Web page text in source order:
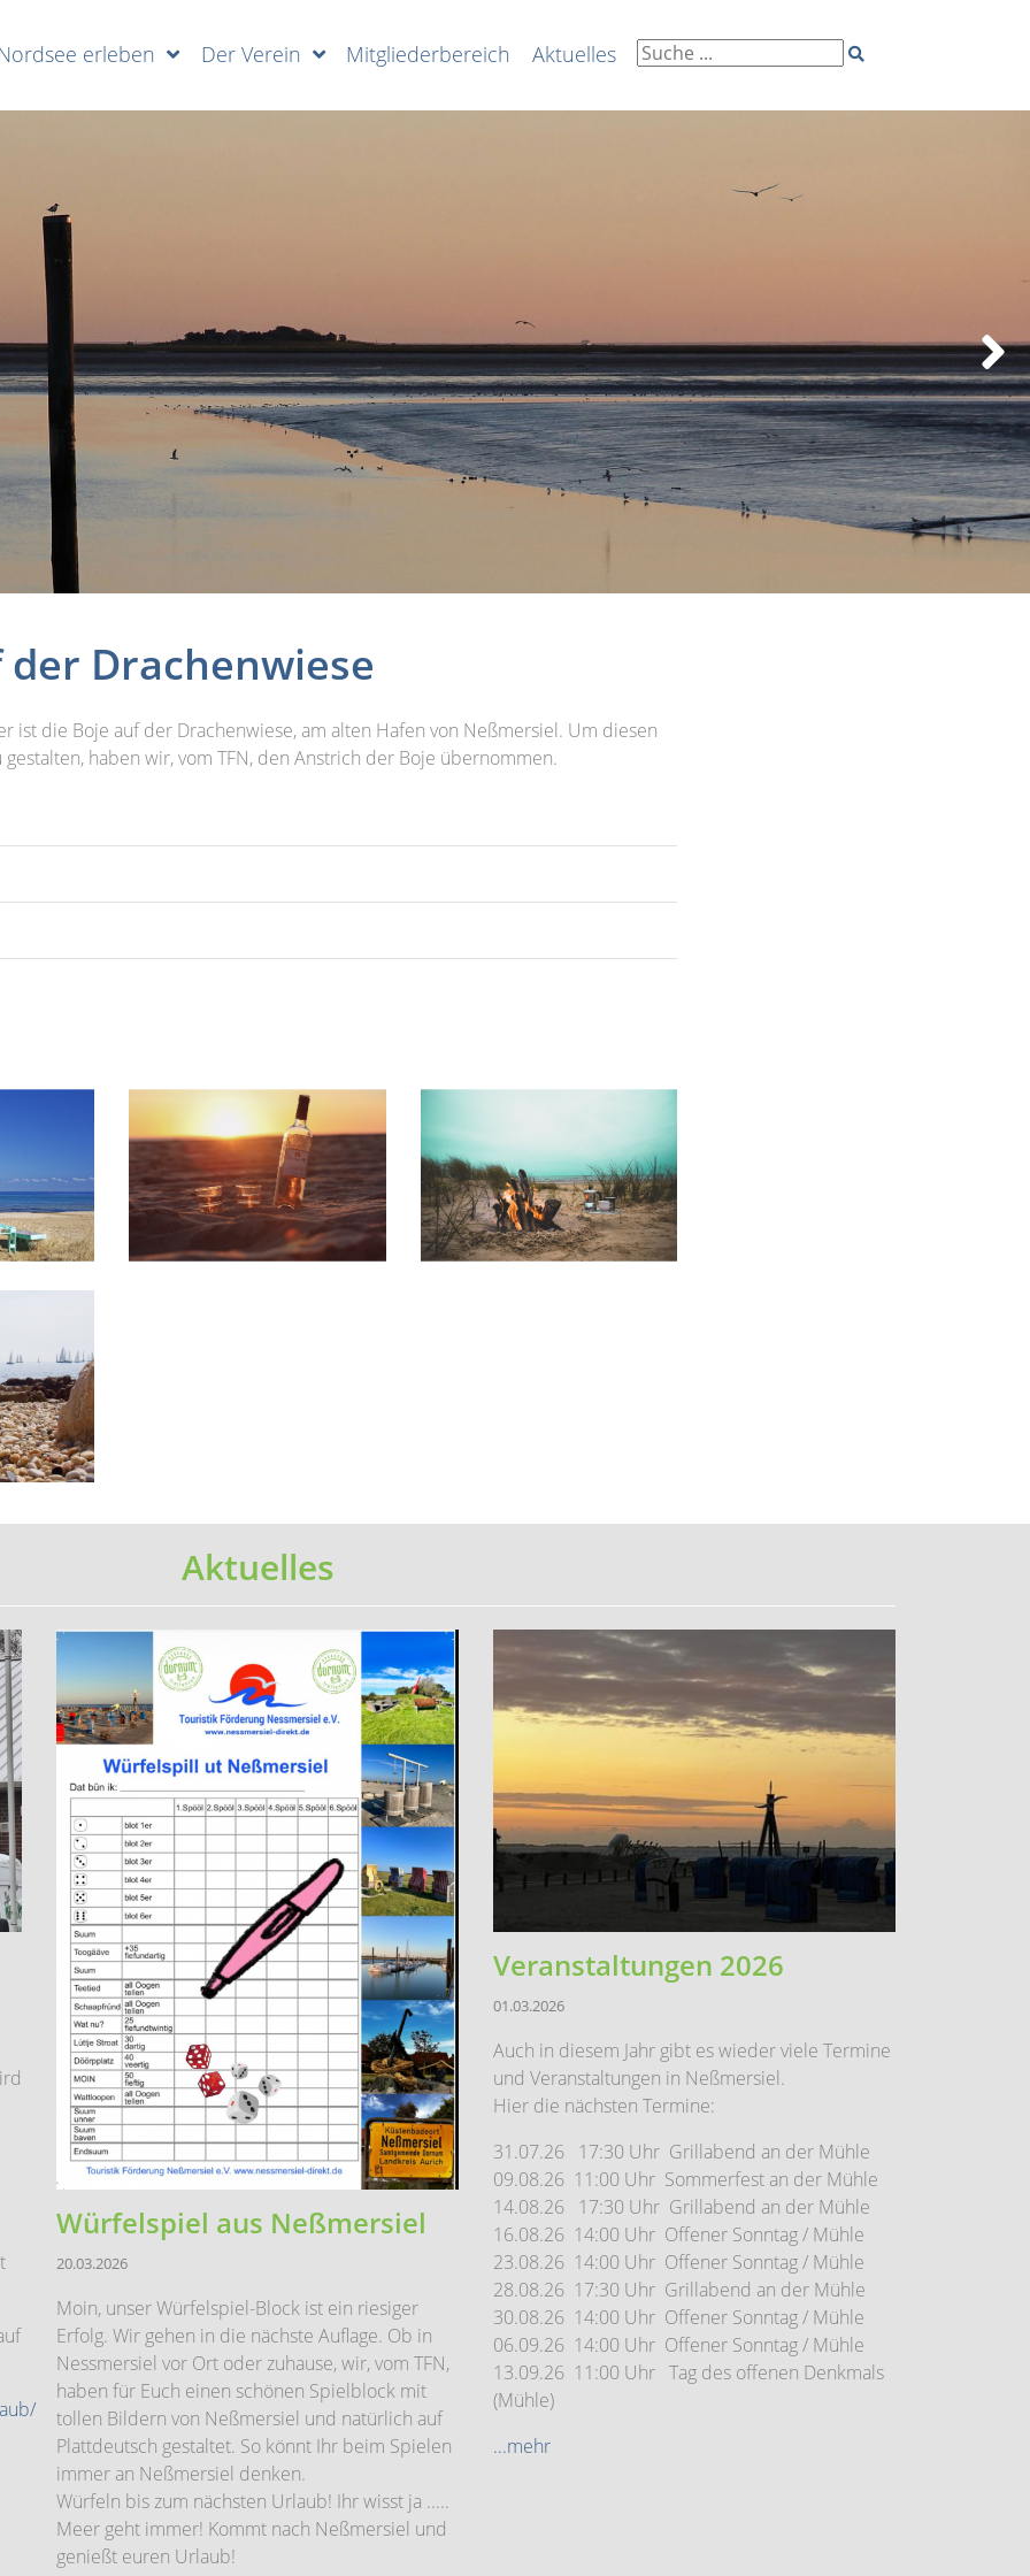
erleben Der Verein Mitgliederbereich Aktuelles
der Drachenwiese
ist die Boje auf der Drachenwiese, am alten Hafen von Neßmersiel. Um diesen
haben wir, vom TFN, den Anstrich der Boje übernommen.
Aktuelles
Würfelspiel aus Neßmersiel
20.03.2026
Moin, unser Würfelspiel-Block ist ein riesiger
Erfolg. Wir gehen in die nächste Auflage. Ob in
Nessmersiel vor Ort oder zuhause, wir, vom TFN,
haben für Euch einen schönen Spielblock mit
tollen Bildern von Neßmersiel und natürlich auf
Plattdeutsch gestaltet. So könnt Ihr beim Spielen
immer an Neßmersiel denken.
Würfeln bis zum nächsten Urlaub! Ihr wisst ja .....
Meer geht immer! Kommt nach Neßmersiel und
genießt euren Urlaub!
Veranstaltungen 2026
01.03.2026
Auch in diesem Jahr gibt es wieder viele Termine
und Veranstaltungen in Neßmersiel.
Hier die nächsten Termine:
31.07.26 17:30 Uhr Grillabend an der Mühle
09.08.26 11:00 Uhr Sommerfest an der Mühle
14.08.26 17:30 Uhr Grillabend an der Mühle
16.08.26 14:00 Uhr Offener Sonntag / Mühle
23.08.26 14:00 Uhr Offener Sonntag / Mühle
28.08.26 17:30 Uhr Grillabend an der Mühle
30.08.26 14:00 Uhr Offener Sonntag / Mühle
06.09.26 14:00 Uhr Offener Sonntag / Mühle
13.09.26 11:00 Uhr Tag des offenen Denkmals
(Mühle)
...mehr